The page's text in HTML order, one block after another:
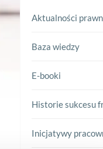
Aktualności
Baza wiedzy
E-booki
Historie sukcesu
Inicjatywy